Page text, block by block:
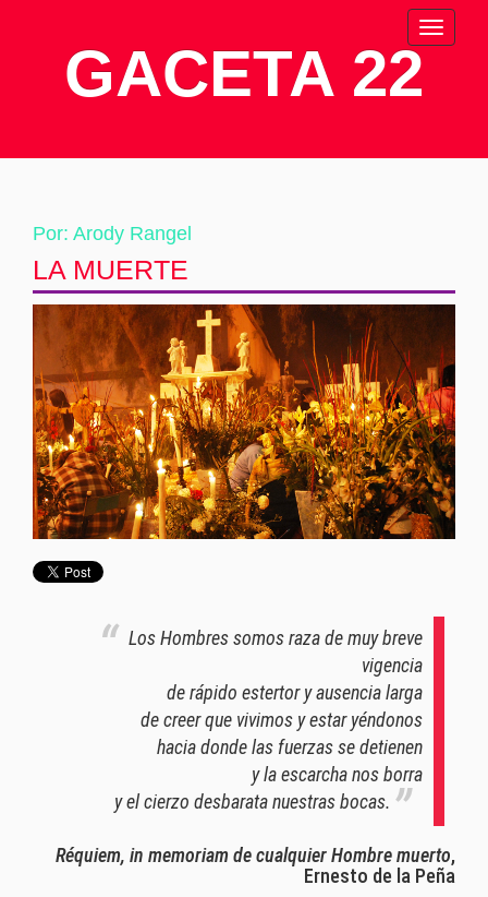
Toggle
GACETA 22
Por: Arody Rangel
LA MUERTE
Los Hombres somos raza de muy breve
vigencia
de rápido estertor y ausencia larga
de creer que vivimos y estar yéndonos
hacia donde las fuerzas se detienen
y la escarcha nos borra
y el cierzo desbarata nuestras bocas.
Réquiem, in memoriam de cualquier Hombre muerto,
Ernesto de la Peña